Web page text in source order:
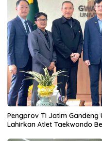
Pengprov TI Jatim Gandeng
Lahirkan Atlet Taekwondo